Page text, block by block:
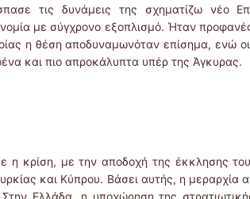
τις δυνάμεις της σχηματίζω νέο
με σύγχρονο εξοπλισμό. Ήταν
η θέση αποδυναμωνόταν επίσημα, ενώ
και πιο απροκάλυπτα υπέρ της Άγκυρας.
η κρίση, με την αποδοχή της έκκλησης
και Κύπρου. Βάσει αυτής, η μεραρχία